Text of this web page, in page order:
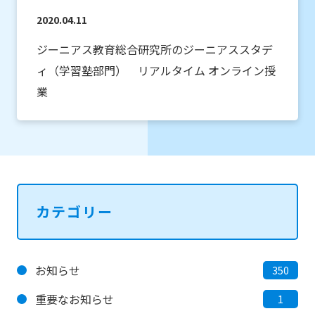
2020.04.11
ジーニアス教育総合研究所のジーニアススタデ
ィ（学習塾部門） リアルタイム オンライン授
業
カテゴリー
お知らせ 350
重要なお知らせ 1